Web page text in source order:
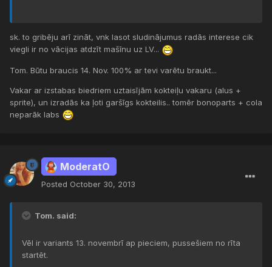
sk. to gribēju arī zināt, vnk lasot sludinājumus radās interese cik
viegli ir no vācijas atdzīt mašīnu uz LV...
Tom. Būtu braucis 14. Nov. 100% ar tevi varētu braukt...
Vakar ar izstabas biedriem uztaisījām kokteiļu vakaru (alus +
sprite), un izradās ka ļoti garšīgs kokteilis.. tomēr bonoparts + cola
neparāk labs
ModeratO
Posted October 30, 2013
Tom. said:
Vēl ir variants 13. novembrī ap pieciem, pussešiem no rīta
startēt.